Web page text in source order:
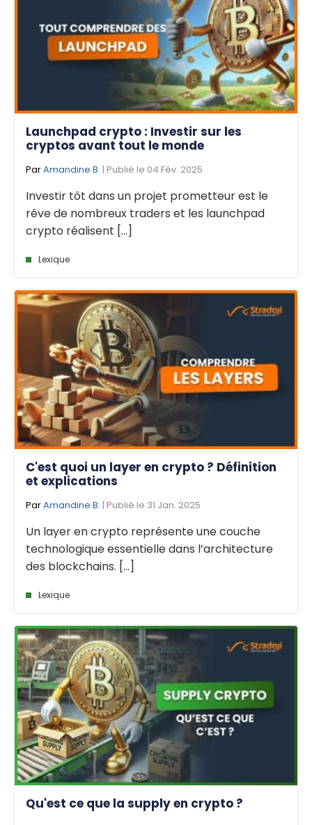
Launchpad crypto : Investir sur les
cryptos avant tout le monde
ParAmandine B. | Publié le 04 Fév. 2025
Investir tôt dans un projet prometteur est le
rêve de nombreux traders et les launchpad
crypto réalisent [...]
Lexique
C'est quoi un layer en crypto ? Définition
et explications
ParAmandine B. | Publié le 31 Jan. 2025
Un layer en crypto représente une couche
technologique essentielle dans l’architecture
des blockchains. [...]
Lexique
Qu'est ce que la supply en crypto ?